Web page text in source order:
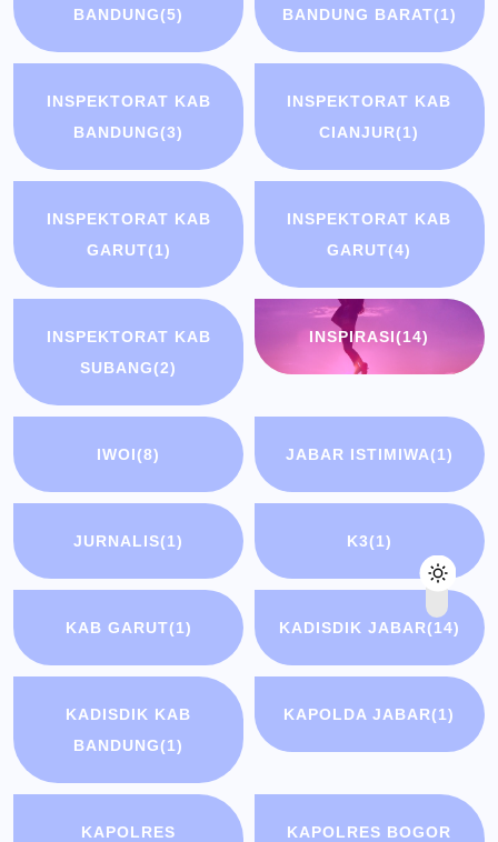
BANDUNG(5)
BANDUNG BARAT(1)
INSPEKTORAT KAB
BANDUNG(3)
INSPEKTORAT KAB
CIANJUR(1)
INSPEKTORAT KAB
GARUT(1)
INSPEKTORAT KAB
GARUT(4)
INSPEKTORAT KAB
SUBANG(2)
INSPIRASI(14)
IWOI(8) JABAR ISTIMIWA(1)
JURNALIS(1) K3(1)
KAB GARUT(1) KADISDIK JABAR(14)
KADISDIK KAB
BANDUNG(1)
KAPOLDA JABAR(1)
KAPOLRES KAPOLRES BOGOR